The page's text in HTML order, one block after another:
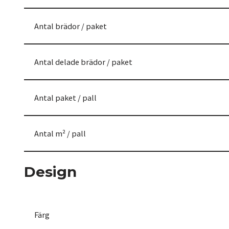
Antal brädor / paket
Antal delade brädor / paket
Antal paket / pall
Antal m² / pall
Design
Färg